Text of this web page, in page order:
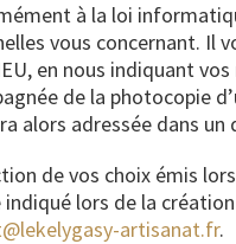
à la loi
vous concernant. Il
en nous indiquant
de la photocopie
alors adressée dans
de vos choix émis
lors de la
artisanat.fr.